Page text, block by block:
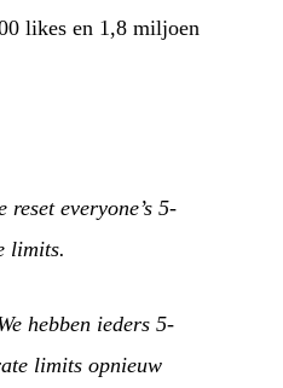
likes en 1,8 miljoen
everyone’s 5-
limits.
hebben ieders 5-
limits opnieuw